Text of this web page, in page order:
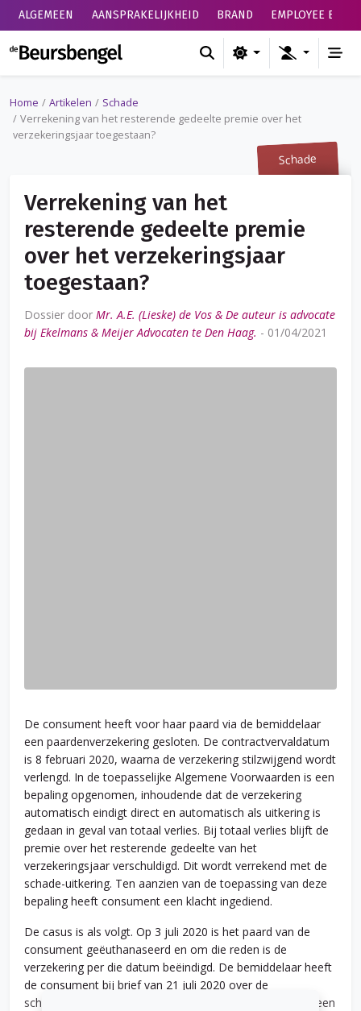
ALGEMEEN AANSPRAKELIJKHEID BRAND EMPLOYEE
de Beursbengel
Home Artikelen
Schade
Verrekening van het resterende gedeelte premie over het
verzekeringsjaar toegestaan?
Schade
Verrekening van het
resterende gedeelte premie
over het verzekeringsjaar
toegestaan?
Dossier door Mr. A.E. (Lieske) de Vos & De auteur is advocate
bij Ekelmans & Meijer Advocaten te Den Haag. - 01/04/2021
De consument heeft voor haar paard via de bemiddelaar
een paardenverzekering gesloten. De contractvervaldatum
is 8 februari 2020, waarna de verzekering stilzwijgend wordt
verlengd. In de toepasselijke Algemene Voorwaarden is een
bepaling opgenomen, inhoudende dat de verzekering
automatisch eindigt direct en automatisch als uitkering is
gedaan in geval van totaal verlies. Bij totaal verlies blijft de
premie over het resterende gedeelte van het
verzekeringsjaar verschuldigd. Dit wordt verrekend met de
schade-uitkering. Ten aanzien van de toepassing van deze
bepaling heeft consument een klacht ingediend.
De casus is als volgt. Op 3 juli 2020 is het paard van de
consument geëuthanaseerd en om die reden is de
verzekering per die datum beëindigd. De bemiddelaar heeft
de consument bij brief van 21 juli 2020 over de
schadeafwikkeling geïnformeerd. De bemiddelaar heeft een